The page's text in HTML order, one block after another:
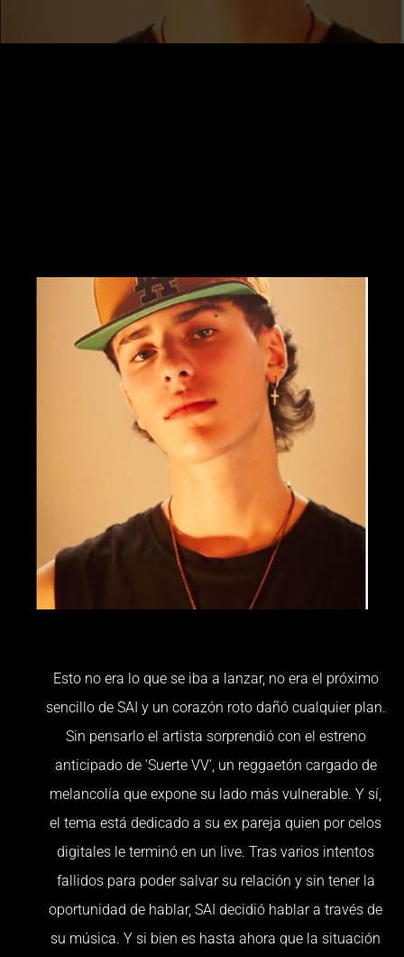
Esto no era lo que se iba a lanzar, no era el próximo
sencillo de SAI y un corazón roto dañó cualquier plan.
Sin pensarlo el artista sorprendió con el estreno
anticipado de ‘Suerte VV’, un reggaetón cargado de
melancolía que expone su lado más vulnerable. Y sí,
el tema está dedicado a su ex pareja quien por celos
digitales le terminó en un live. Tras varios intentos
fallidos para poder salvar su relación y sin tener la
oportunidad de hablar, SAI decidió hablar a través de
su música. Y si bien es hasta ahora que la situación